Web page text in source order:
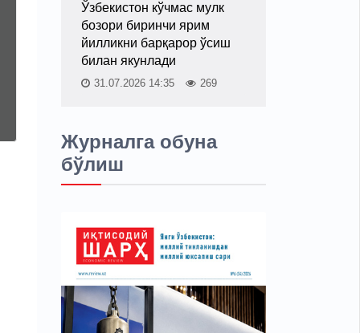
Ўзбекистон кўчмас мулк
бозори биринчи ярим
йилликни барқарор ўсиш
билан якунлади
31.07.2026 14:35 269
Журналга обуна
бўлиш